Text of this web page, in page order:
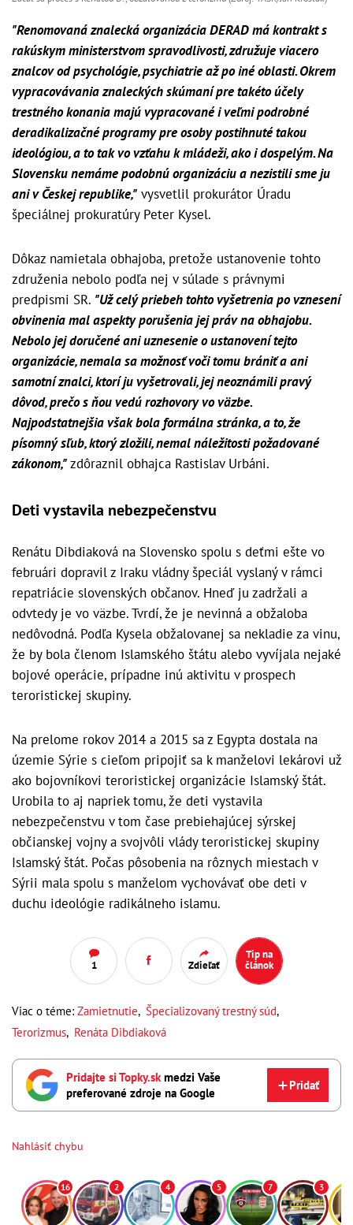
"Renomovaná znalecká organizácia DERAD má kontrakt s
rakúskym ministerstvom spravodlivosti, združuje viacero
znalcov od psychológie, psychiatrie až po iné oblasti. Okrem
vypracovávania znaleckých skúmaní pre takéto účely
trestného konania majú vypracované i veľmi podrobné
deradikalizačné programy pre osoby postihnuté takou
ideológiou, a to tak vo vzťahu k mládeži, ako i dospelým. Na
Slovensku nemáme podobnú organizáciu a nezistili sme ju
ani v Českej republike," vysvetlil prokurátor Úradu
špeciálnej prokuratúry Peter Kysel.
Dôkaz namietala obhajoba, pretože ustanovenie tohto
združenia nebolo podľa nej v súlade s právnymi
predpismi SR. "Už celý priebeh tohto vyšetrenia po vznesení
obvinenia mal aspekty porušenia jej práv na obhajobu.
Nebolo jej doručené ani uznesenie o ustanovení tejto
organizácie, nemala sa možnosť voči tomu brániť a ani
samotní znalci, ktorí ju vyšetrovali, jej neoznámili pravý
dôvod, prečo s ňou vedú rozhovory vo väzbe.
Najpodstatnejšia však bola formálna stránka, a to, že
písomný sľub, ktorý zložili, nemal náležitosti požadované
zákonom,"zdôraznil obhajca Rastislav Urbáni.
Deti vystavila nebezpečenstvu
Renátu Dibdiaková na Slovensko spolu s deťmi ešte vo
februári dopravil z Iraku vládny špeciál vyslaný v rámci
repatriácie slovenských občanov. Hneď ju zadržali a
odvtedy je vo väzbe. Tvrdí, že je nevinná a obžaloba
nedôvodná. Podľa Kysela obžalovanej sa nekladie za vinu,
že by bola členom Islamského štátu alebo vyvíjala nejaké
bojové operácie, prípadne inú aktivitu v prospech
teroristickej skupiny.
Na prelome rokov 2014 a 2015 sa z Egypta dostala na
územie Sýrie s cieľom pripojiť sa k manželovi lekárovi už
ako bojovníkovi teroristickej organizácie Islamský štát.
Urobila to aj napriek tomu, že deti vystavila
nebezpečenstvu v tom čase prebiehajúcej sýrskej
občianskej vojny a svojvôli vlády teroristickej skupiny
Islamský štát. Počas pôsobenia na rôznych miestach v
Sýrii mala spolu s manželom vychovávať obe deti v
duchu ideológie radikálneho islamu.
1 Zdieľať
Tip na
článok
Viac o téme: Zamietnutie, Špecializovaný trestný súd,
Terorizmus, Renáta Dibdiaková
Pridajte si Topky.skmedzi Vaše
preferované zdroje na Google
Pridať
Nahlásiť chybu
16 2 4 5 7 3